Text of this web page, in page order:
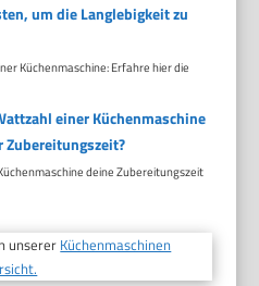
um die Langlebigkeit zu
Küchenmaschine: Erfahre hier die
einer Küchenmaschine
Zubereitungszeit?
deine Zubereitungszeit
unserer Küchenmaschinen